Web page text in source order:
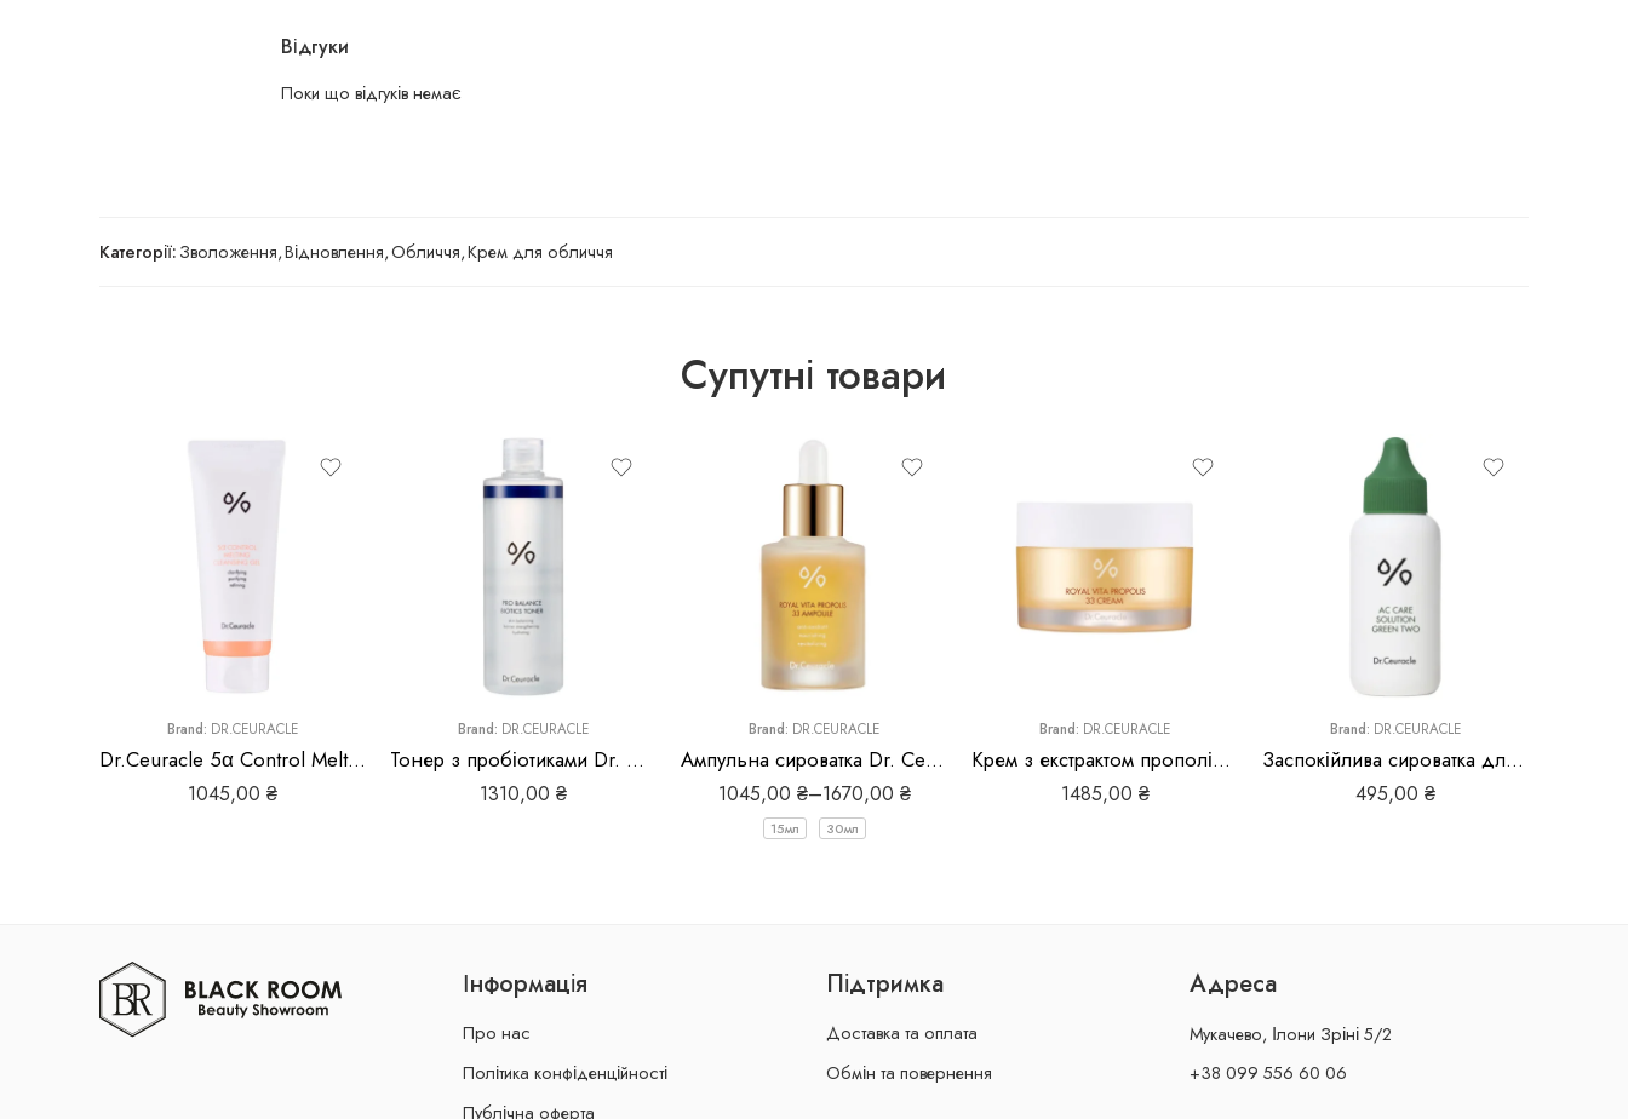
Відгуки
Поки що відгуків немає
Категорії:Зволоження,Відновлення,Обличчя,Крем для обличчя
Супутні товари
Brand: DR.CEURACLE
Dr.Ceuracle 5α Control Melting Cleansing Gel
1045,00 ₴
Brand: DR.CEURACLE
Тонер з пробіотиками Dr. Ceuracle Pro Balance Biotics Toner
1310,00 ₴
Brand: DR.CEURACLE
Ампульна сироватка Dr. Ceuracle Royal Vita Propolis 33 Ampoule
1045,00 ₴–1670,00 ₴
15мл 30мл
Brand: DR.CEURACLE
Крем з екстрактом прополісу Dr.Ceuracle Royal Vita Propolis 33 Cream
1485,00 ₴
Brand: DR.CEURACLE
Заспокійлива сироватка для проблемної шкіри Dr. Ceuracle AC Cure Green Two
495,00 ₴
Інформація
Про нас
Політика конфіденційності
Публічна оферта
Підтримка
Доставка та оплата
Обмін та повернення
Адреса
Мукачево, Ілони Зріні 5/2
+38 099 556 60 06